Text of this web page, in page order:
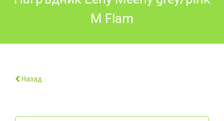
M Flam
Назад